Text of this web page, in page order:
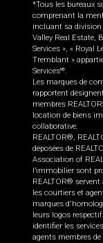
*Tous les bureaux
comprenant la
incluant sa division
Valley Real Estate,
Services », « Royal
Tremblant »
ServicesMD.
Les marques de
rapportent
membres
location de biens
collaborative.
REALTOR®,
déposées de
Association of
l’immobilier sont
REALTOR®
les courtiers et
marques
leurs logos
identifier les
agents membres de